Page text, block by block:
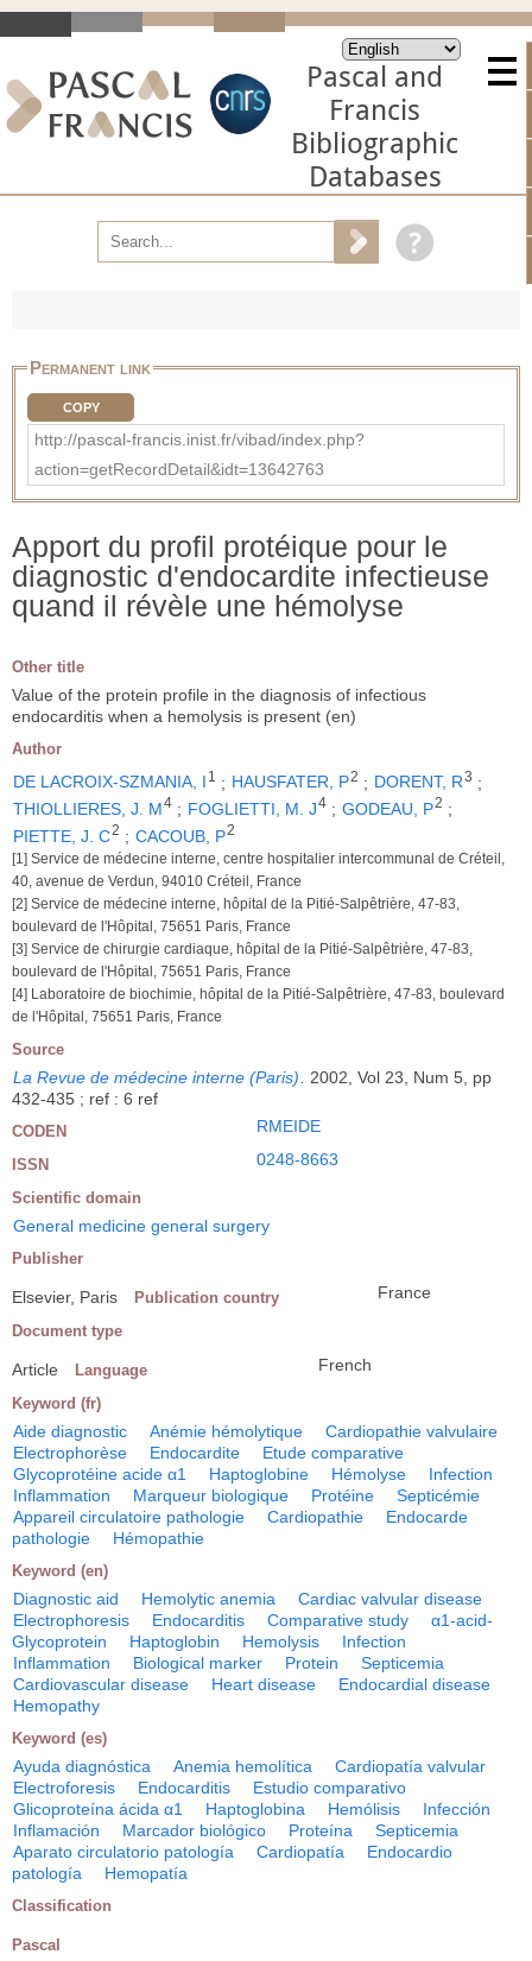
Pascal and
Francis
Bibliographic
Databases
Permanent link
COPY
http://pascal-francis.inist.fr/vibad/index.php?
action=getRecordDetail&idt=13642763
Apport du profil protéique pour le
diagnostic d'endocardite infectieuse
quand il révèle une hémolyse
Other title
Value of the protein profile in the diagnosis of infectious
endocarditis when a hemolysis is present (en)
Author
DE LACROIX-SZMANIA, I 1 ; HAUSFATER, P2 ; DORENT, R3 ;
THIOLLIERES, J. M4 ; FOGLIETTI, M. J4 ; GODEAU, P2 ;
PIETTE, J. C2 ; CACOUB, P2
[1] Service de médecine interne, centre hospitalier intercommunal de Créteil,
40, avenue de Verdun, 94010 Créteil, France
[2] Service de médecine interne, hôpital de la Pitié-Salpêtrière, 47-83,
boulevard de l'Hôpital, 75651 Paris, France
[3] Service de chirurgie cardiaque, hôpital de la Pitié-Salpêtrière, 47-83,
boulevard de l'Hôpital, 75651 Paris, France
[4] Laboratoire de biochimie, hôpital de la Pitié-Salpêtrière, 47-83, boulevard
de l'Hôpital, 75651 Paris, France
Source
La Revue de médecine interne (Paris)
2002, Vol 23, Num 5, pp
432-435 ; ref : 6 ref
CODEN RMEIDE
ISSN 0248-8663
Scientific domain
General medicine general surgery
Publisher
Elsevier, Paris Publication country France
Document type
Article Language French
Keyword (fr)
Aide diagnostic Anémie hémolytique
Cardiopathie valvulaire
Electrophorèse
Endocardite
Etude comparative
Glycoprotéine acide α1
Haptoglobine Hémolyse
Infection
Inflammation
Marqueur biologique Protéine
Septicémie
Appareil circulatoire pathologie
Cardiopathie
Endocarde
pathologie
Hémopathie
Keyword (en)
Diagnostic aid Hemolytic anemia
Cardiac valvular disease
Electrophoresis
Endocarditis Comparative study
α1-acid-
Glycoprotein
Haptoglobin Hemolysis
Infection
Inflammation
Biological marker Protein
Septicemia
Cardiovascular disease
Heart disease
Endocardial disease
Hemopathy
Keyword (es)
Ayuda diagnóstica Anemia hemolítica
Cardiopatía valvular
Electroforesis
Endocarditis
Estudio comparativo
Glicoproteína ácida α1
Haptoglobina Hemólisis
Infección
Inflamación
Marcador biológico Proteína
Septicemia
Aparato circulatorio patología
Cardiopatía
Endocardio
patología
Hemopatía
Classification
Pascal